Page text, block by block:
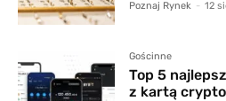
Poznaj Rynek - 12
Gościnne
Top 5
z kartą